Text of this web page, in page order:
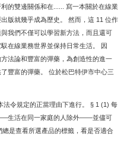
的雙邊關係和在...... 寫一本關於在線業
版就幾乎成為歷史。 然而，這 11 位作
我們不僅可以學習新方法，而且還可
在線業務世界並保持日常生活。 因
法論和豐富的彈藥，為創造性的進一
豐富的彈藥。 位於松巴特伊市中心三
法令規定的正當理由下進行。 § 1 (1) 每
生活在同一家庭的人除外——並儘可
是查看所選產品的標籤，看是否適合